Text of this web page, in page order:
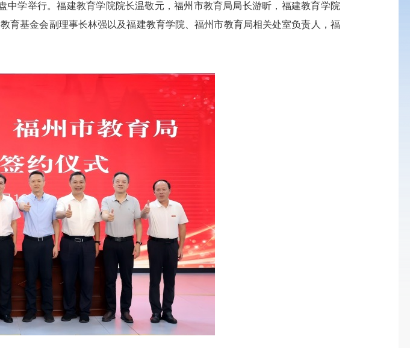
学举行。福建教育学院院长温敬元，福州市教育局局长游昕，福建教育学院
育基金会副理事长林强以及福建教育学院、福州市教育局相关处室负责人，福